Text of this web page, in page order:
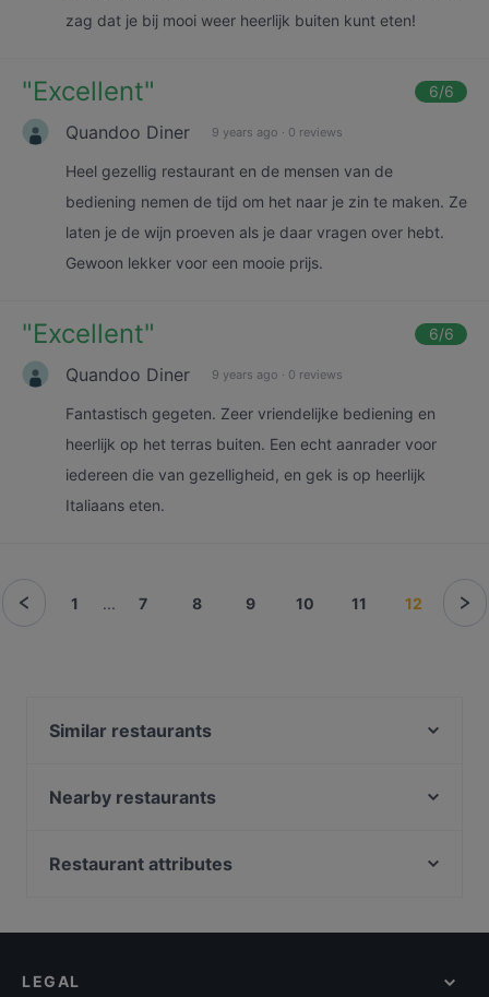
zag dat je bij mooi weer heerlijk buiten kunt eten!
"Excellent" 6/6
Quandoo Diner 9 years ago · 0 reviews
Heel gezellig restaurant en de mensen van de
bediening nemen de tijd om het naar je zin te maken. Ze
laten je de wijn proeven als je daar vragen over hebt.
Gewoon lekker voor een mooie prijs.
"Excellent" 6/6
Quandoo Diner 9 years ago · 0 reviews
Fantastisch gegeten. Zeer vriendelijke bediening en
heerlijk op het terras buiten. Een echt aanrader voor
iedereen die van gezelligheid, en gek is op heerlijk
Italiaans eten.
1 ... 7 8 9 10 11 12
Similar restaurants
Dumpli Bar
Brasserie Bijna Thuis
De Paraplu - lunch diner borrel
Nearby restaurants
Dozo Sushi & Grill Restaurant (Prinsestraat)
Casa Capello
Restaurant attributes
Restaurants For Business Lunch in The Hague
LEGAL